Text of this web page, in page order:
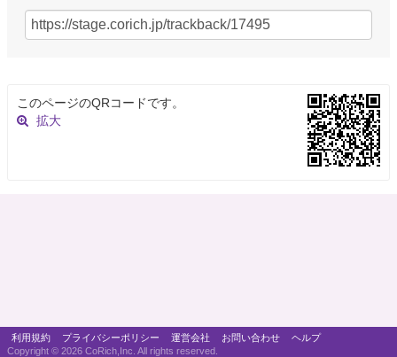
このページのQRコードです。
拡大
利用規約 プライバシーポリシー 運営会社 お問い合わせ
ヘルプ
Copyright © 2026 CoRich,Inc. All rights reserved.